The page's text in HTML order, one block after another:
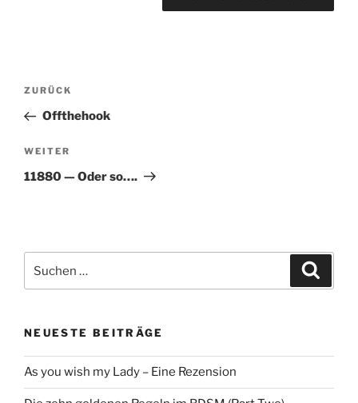
Beitragsnavigation
Vorheriger
Beitrag
ZURÜCK
Offthehook
Nächster
Beitrag
WEITER
11880 — Oder so….
nach:
NEUESTE BEITRÄGE
As you wish my Lady – Eine Rezension